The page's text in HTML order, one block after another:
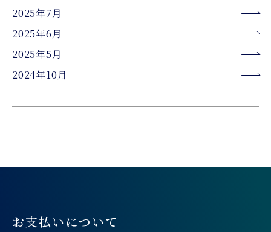
2025年7月
2025年6月
2025年5月
2024年10月
お支払いについて